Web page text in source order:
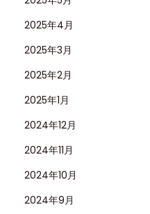
2025年4月
2025年3月
2025年2月
2025年1月
2024年12月
2024年11月
2024年10月
2024年9月